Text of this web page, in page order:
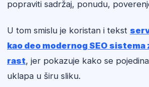
popraviti sadržaj, ponudu,
U tom smislu je koristan i tekst
kao deo modernog SEO sistema
rast, jer pokazuje kako se
uklapa u širu sliku.